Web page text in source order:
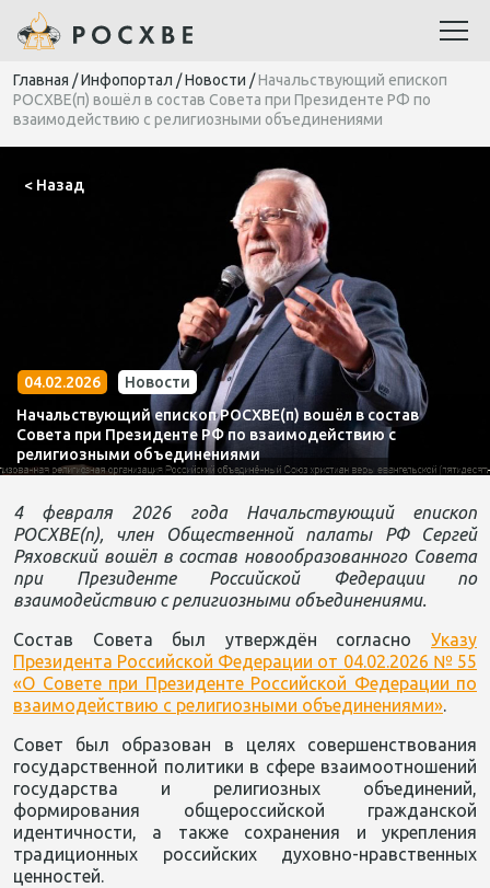
Главная /Инфопортал /Новости /Начальствующий епископ
РОСХВЕ(п) вошёл в состав Совета при Президенте РФ по
взаимодействию с религиозными объединениями
< Назад
04.02.2026
Новости
Начальствующий епископ РОСХВЕ(п) вошёл в состав
Совета при Президенте РФ по взаимодействию с
религиозными объединениями
4 февраля 2026 года Начальствующий епископ
РОСХВЕ(п), член Общественной палаты РФ
Сергей
Ряховский вошёл в состав новообразованного Совета
при Президенте Российской Федерации по
взаимодействию с религиозными объединениями.
Состав Совета был утверждён согласно Указу
Президента Российской Федерации от 04.02.2026 № 55
«О Совете при Президенте Российской Федерации по
взаимодействию с религиозными объединениями».
Совет был образован в целях совершенствования
государственной политики в сфере взаимоотношений
государства и религиозных объединений,
формирования общероссийской гражданской
идентичности, а также сохранения и укрепления
традиционных российских духовно-нравственных
ценностей.